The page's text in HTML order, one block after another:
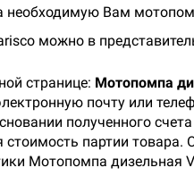
необходимую Вам
можно в
странице: Мотопомпа
почту или
полученного
стоимость партии
Мотопомпа дизельная